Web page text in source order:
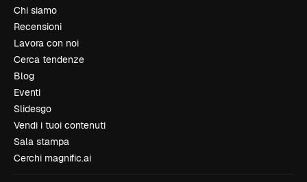
Chi siamo
Recensioni
Lavora con noi
Cerca tendenze
Blog
Eventi
Slidesgo
Vendi i tuoi contenuti
Sala stampa
Cerchi magnific.ai